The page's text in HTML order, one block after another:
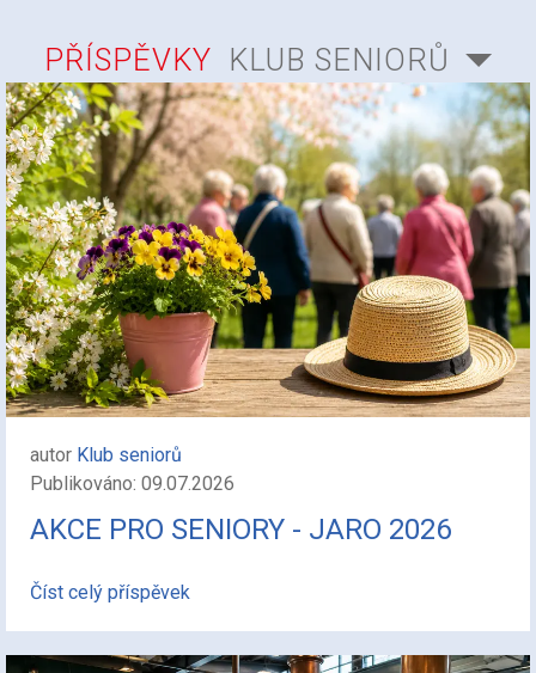
PŘÍSPĚVKY KLUB SENIORŮ
autor Klub seniorů
Publikováno: 09.07.2026
AKCE PRO SENIORY - JARO 2026
Číst celý příspěvek